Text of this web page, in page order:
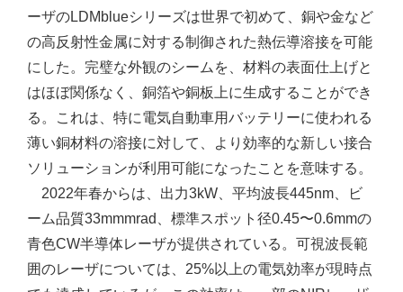
ーザのLDMblueシリーズは世界で初めて、銅や金など
の高反射性金属に対する制御された熱伝導溶接を可能
にした。完璧な外観のシームを、材料の表面仕上げと
はほぼ関係なく、銅箔や銅板上に生成することができ
る。これは、特に電気自動車用バッテリーに使われる
薄い銅材料の溶接に対して、より効率的な新しい接合
ソリューションが利用可能になったことを意味する。
2022年春からは、出力3kW、平均波長445nm、ビ
ーム品質33mmmrad、標準スポット径0.45〜0.6mmの
青色CW半導体レーザが提供されている。可視波長範
囲のレーザについては、25%以上の電気効率が現時点